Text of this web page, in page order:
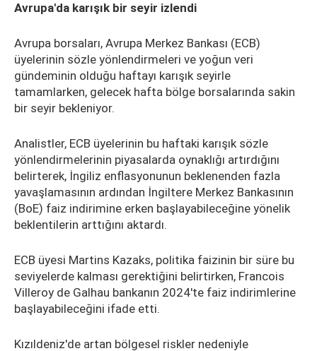
Avrupa'da karışık bir seyir izlendi
Avrupa borsaları, Avrupa Merkez Bankası (ECB)
üyelerinin sözle yönlendirmeleri ve yoğun veri
gündeminin olduğu haftayı karışık seyirle
tamamlarken, gelecek hafta bölge borsalarında sakin
bir seyir bekleniyor.
Analistler, ECB üyelerinin bu haftaki karışık sözle
yönlendirmelerinin piyasalarda oynaklığı artırdığını
belirterek, İngiliz enflasyonunun beklenenden fazla
yavaşlamasının ardından İngiltere Merkez Bankasının
(BoE) faiz indirimine erken başlayabileceğine yönelik
beklentilerin arttığını aktardı.
ECB üyesi Martins Kazaks, politika faizinin bir süre bu
seviyelerde kalması gerektiğini belirtirken, Francois
Villeroy de Galhau bankanın 2024'te faiz indirimlerine
başlayabileceğini ifade etti.
Kızıldeniz'de artan bölgesel riskler nedeniyle